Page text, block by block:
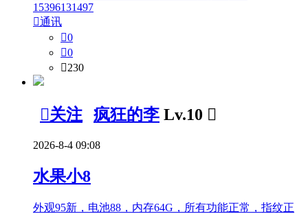
15396131497
通讯
0
0
230
关注 疯狂的李 Lv.10 
2026-8-4 09:08
水果小8
外观95新，电池88，内存64G，所有功能正常，指纹正